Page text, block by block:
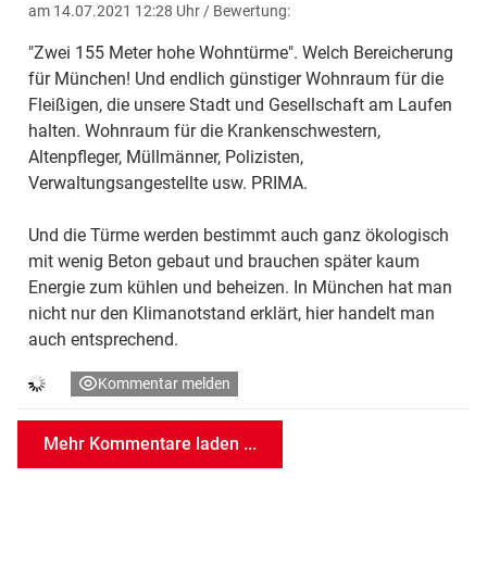
am 14.07.2021 12:28 Uhr / Bewertung:
"Zwei 155 Meter hohe Wohntürme". Welch Bereicherung
für München! Und endlich günstiger Wohnraum für die
Fleißigen, die unsere Stadt und Gesellschaft am Laufen
halten. Wohnraum für die Krankenschwestern,
Altenpfleger, Müllmänner, Polizisten,
Verwaltungsangestellte usw. PRIMA.
Und die Türme werden bestimmt auch ganz ökologisch
mit wenig Beton gebaut und brauchen später kaum
Energie zum kühlen und beheizen. In München hat man
nicht nur den Klimanotstand erklärt, hier handelt man
auch entsprechend.
Kommentar melden
Mehr Kommentare laden ...